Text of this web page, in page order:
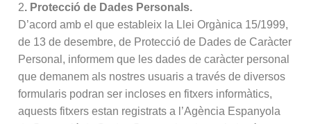
2. Protecció de Dades Personals.
D’acord amb el que estableix la Llei Orgànica 15/1999,
de 13 de desembre, de Protecció de Dades de Caràcter
Personal, informem que les dades de caràcter personal
que demanem als nostres usuaris a través de diversos
formularis podran ser incloses en fitxers informàtics,
aquests fitxers estan registrats a l’Agència Espanyola